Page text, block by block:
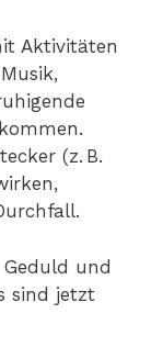
Aktivitäten
(z. B.
und
sind jetzt